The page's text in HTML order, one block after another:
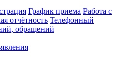
График приема Работа с
отчётность Телефонный
обращений